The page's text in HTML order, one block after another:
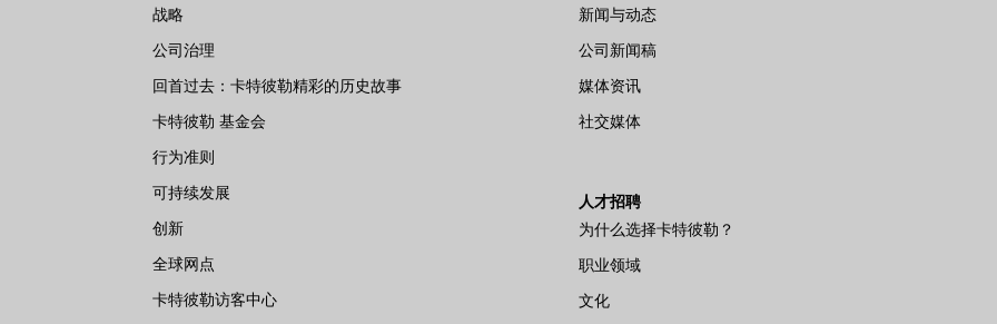
战略
公司治理
回首过去：卡特彼勒精彩的历史故事
卡特彼勒 基金会
行为准则
可持续发展
创新
全球网点
卡特彼勒访客中心
新闻与动态
公司新闻稿
媒体资讯
社交媒体
人才招聘
为什么选择卡特彼勒？
职业领域
文化